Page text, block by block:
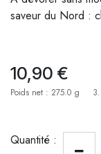
saveur du Nord :
10,90 €
Poids net : 275.0 g
Quantité :